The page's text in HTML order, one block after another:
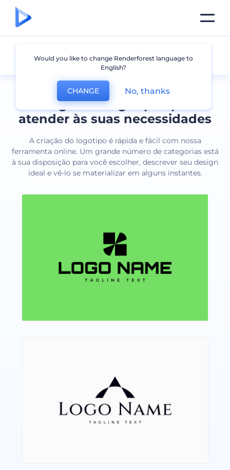
Designs de logotipos para
atender às suas necessidades
A criação do logotipo é rápida e fácil com nossa
ferramenta online. Um grande número de categorias está
à sua disposição para você escolher, descrever seu design
ideal e vê-lo se materializar em alguns instantes.
Todos os logotipos
Would you like to change Renderforest language to
English?
CHANGE No, thanks